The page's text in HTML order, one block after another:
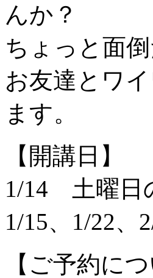
んか？
ちょっと面
お友達とワ
ます。
【開講日】
1/14 土曜日
1/15、1/22、
【ご予約につ